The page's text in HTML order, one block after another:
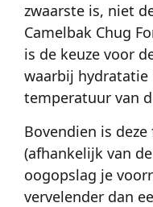
zwaarste is, niet
Camelbak Chug
is de keuze voor
waarbij
temperatuur van
Bovendien is
(afhankelijk van
oogopslag je
vervelender dan